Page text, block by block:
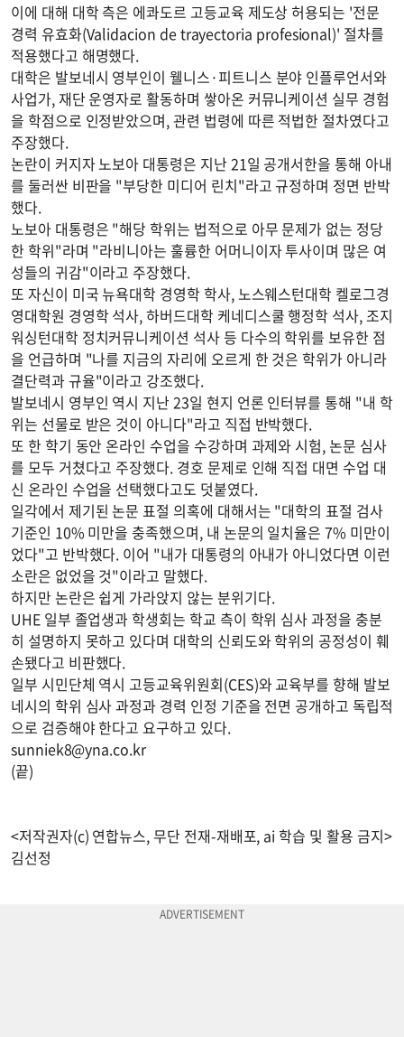
이에 대해 대학 측은 에콰도르 고등교육 제도상 허용되는 '전문
경력 유효화(Validacion de trayectoria profesional)' 절차를
적용했다고 해명했다.
대학은 발보네시 영부인이 웰니스·피트니스 분야 인플루언서와
사업가, 재단 운영자로 활동하며 쌓아온 커뮤니케이션 실무 경험
을 학점으로 인정받았으며, 관련 법령에 따른 적법한 절차였다고
주장했다.
논란이 커지자 노보아 대통령은 지난 21일 공개서한을 통해 아내
를 둘러싼 비판을 "부당한 미디어 린치"라고 규정하며 정면 반박
했다.
노보아 대통령은 "해당 학위는 법적으로 아무 문제가 없는 정당
한 학위"라며 "라비니아는 훌륭한 어머니이자 투사이며 많은 여
성들의 귀감"이라고 주장했다.
또 자신이 미국 뉴욕대학 경영학 학사, 노스웨스턴대학 켈로그경
영대학원 경영학 석사, 하버드대학 케네디스쿨 행정학 석사, 조지
워싱턴대학 정치커뮤니케이션 석사 등 다수의 학위를 보유한 점
을 언급하며 "나를 지금의 자리에 오르게 한 것은 학위가 아니라
결단력과 규율"이라고 강조했다.
발보네시 영부인 역시 지난 23일 현지 언론 인터뷰를 통해 "내 학
위는 선물로 받은 것이 아니다"라고 직접 반박했다.
또 한 학기 동안 온라인 수업을 수강하며 과제와 시험, 논문 심사
를 모두 거쳤다고 주장했다. 경호 문제로 인해 직접 대면 수업 대
신 온라인 수업을 선택했다고도 덧붙였다.
일각에서 제기된 논문 표절 의혹에 대해서는 "대학의 표절 검사
기준인 10% 미만을 충족했으며, 내 논문의 일치율은 7% 미만이
었다"고 반박했다. 이어 "내가 대통령의 아내가 아니었다면 이런
소란은 없었을 것"이라고 말했다.
하지만 논란은 쉽게 가라앉지 않는 분위기다.
UHE 일부 졸업생과 학생회는 학교 측이 학위 심사 과정을 충분
히 설명하지 못하고 있다며 대학의 신뢰도와 학위의 공정성이 훼
손됐다고 비판했다.
일부 시민단체 역시 고등교육위원회(CES)와 교육부를 향해 발보
네시의 학위 심사 과정과 경력 인정 기준을 전면 공개하고 독립적
으로 검증해야 한다고 요구하고 있다.
sunniek8@yna.co.kr
(끝)
<저작권자(c) 연합뉴스, 무단 전재-재배포, ai 학습 및 활용 금지>
김선정